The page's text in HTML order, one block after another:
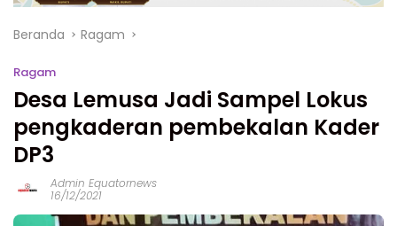
Beranda Ragam
Ragam
Desa Lemusa Jadi Sampel Lokus
pengkaderan pembekalan Kader
DP3
Admin Equatornews
16/12/2021